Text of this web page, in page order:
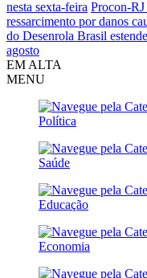
nesta sexta-feira Procon-
ressarcimento por danos
do Desenrola Brasil
agosto
EM ALTA
MENU
Política
Saúde
Educação
Economia